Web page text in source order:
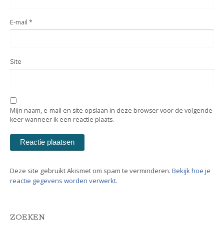
E-mail *
Site
Mijn naam, e-mail en site opslaan in deze browser voor de volgende
keer wanneer ik een reactie plaats.
Deze site gebruikt Akismet om spam te verminderen. Bekijk hoe je
reactie gegevens worden verwerkt.
ZOEKEN